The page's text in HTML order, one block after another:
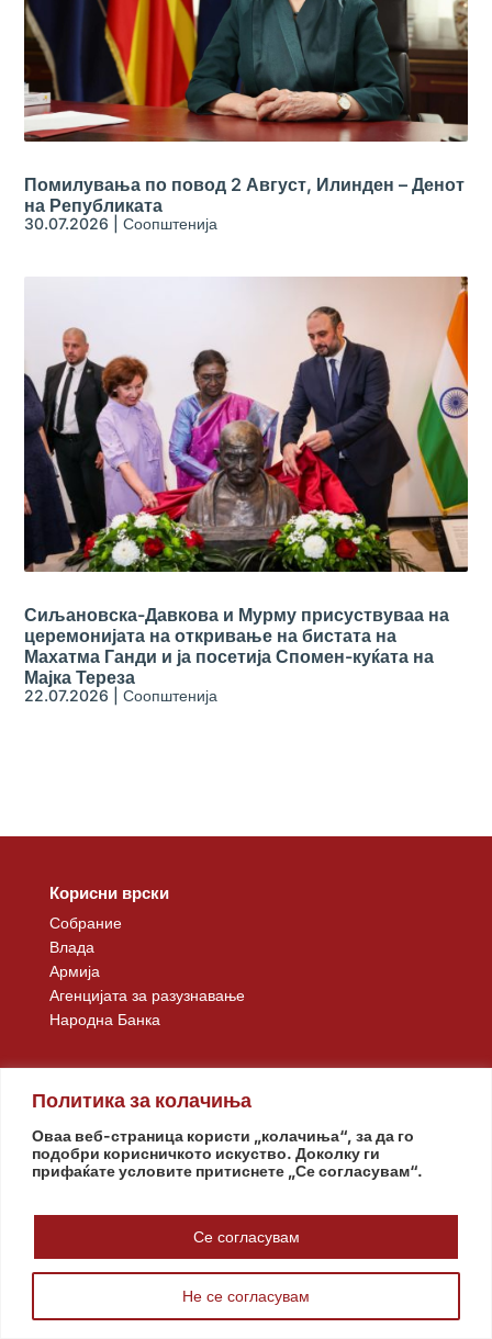
Политика за колачиња
Оваа веб-страница користи „колачиња“, за да го
подобри корисничкото искуство. Доколку ги
прифаќате условите притиснете „Се согласувам“.
Не се согласувам
Се согласувам
Помилувања по повод 2 Август, Илинден – Денот
на Републиката
30.07.2026 |Соопштенија
Сиљановска-Давкова и Мурму присуствуваа на
церемонијата на откривање на бистата на
Махатма Ганди и ја посетија Спомен-куќата на
Мајка Тереза
22.07.2026 |Соопштенија
Корисни врски
Собрание
Влада
Армија
Агенцијата за разузнавање
Народна Банка
Надлежности
Кабинет на претседателот
Брза навигација
Медиа Центар